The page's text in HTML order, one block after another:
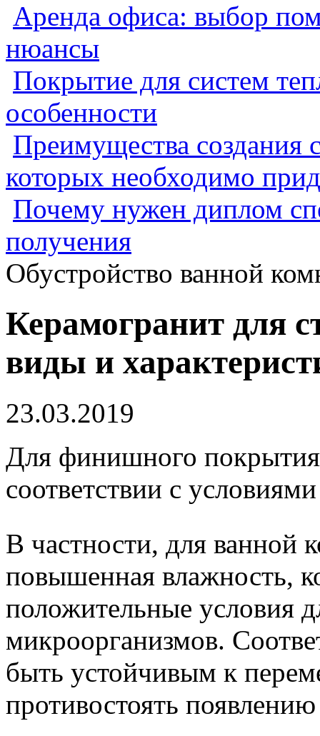
Аренда офиса: выбор
нюансы
Покрытие для систем
особенности
Преимущества создания
которых необходимо
Почему нужен диплом
получения
Обустройство ванной
Керамогранит для
виды и
23.03.2019
Для финишного покрытия
соответствии с
В частности, для ванной
повышенная влажность,
положительные условия
микроорганизмов.
быть устойчивым к
противостоять